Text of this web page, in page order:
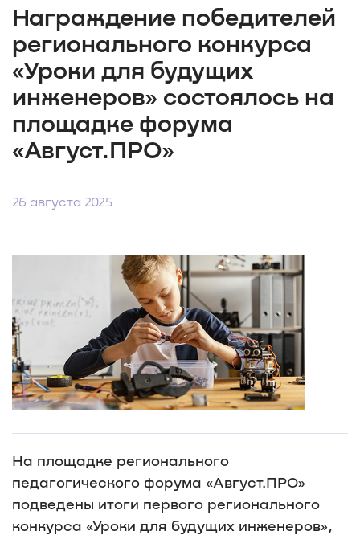
Награждение победителей
регионального конкурса
«Уроки для будущих
инженеров» состоялось на
площадке форума
«Август.ПРО»
26 августа 2025
На площадке регионального
педагогического форума «Август.ПРО»
подведены итоги первого регионального
конкурса «Уроки для будущих инженеров»,